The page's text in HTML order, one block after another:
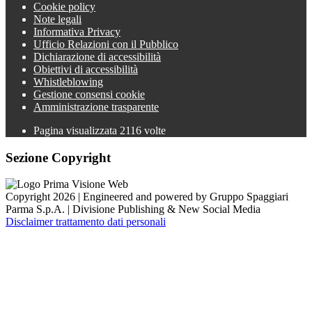
Cookie policy
Note legali
Informativa Privacy
Ufficio Relazioni con il Pubblico
Dichiarazione di accessibilità
Obiettivi di accessibilità
Whistleblowing
Gestione consensi cookie
Amministrazione trasparente
Pagina visualizzata 2116 volte
Sezione Copyright
Copyright 2026 | Engineered and powered by Gruppo Spaggiari
Parma S.p.A. | Divisione Publishing & New Social Media
Disclaimer trattamento dati personali